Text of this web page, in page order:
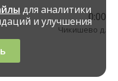
0:00
Чикишево д.
для аналитики
и улучшения